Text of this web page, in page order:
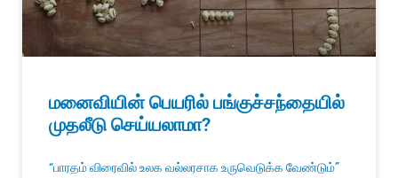
மனைவியின் பெயரில் பங்குச்சந்தையில்
முதலீடு செய்யலாமா?
“பாரதம் விரைவில் உலக வல்லரசாக உருவெடுக்க வேண்டும்”